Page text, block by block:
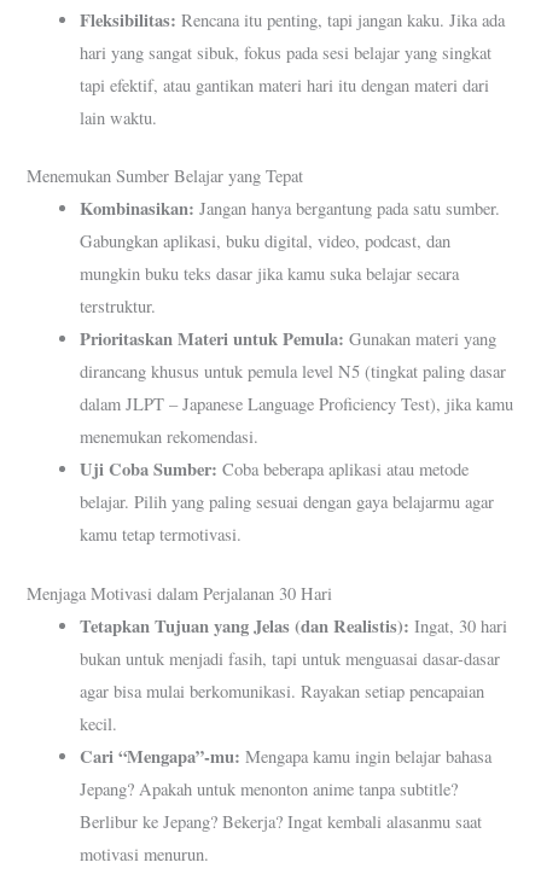
Fleksibilitas: Rencana itu penting, tapi jangan kaku. Jika ada
hari yang sangat sibuk, fokus pada sesi belajar yang singkat
tapi efektif, atau gantikan materi hari itu dengan materi dari
lain waktu.
Menemukan Sumber Belajar yang Tepat
Kombinasikan: Jangan hanya bergantung pada satu sumber.
Gabungkan aplikasi, buku digital, video, podcast, dan
mungkin buku teks dasar jika kamu suka belajar secara
terstruktur.
Prioritaskan Materi untuk Pemula: Gunakan materi yang
dirancang khusus untuk pemula level N5 (tingkat paling dasar
dalam JLPT – Japanese Language Proficiency Test), jika kamu
menemukan rekomendasi.
Uji Coba Sumber: Coba beberapa aplikasi atau metode
belajar. Pilih yang paling sesuai dengan gaya belajarmu agar
kamu tetap termotivasi.
Menjaga Motivasi dalam Perjalanan 30 Hari
Tetapkan Tujuan yang Jelas (dan Realistis): Ingat, 30 hari
bukan untuk menjadi fasih, tapi untuk menguasai dasar-dasar
agar bisa mulai berkomunikasi. Rayakan setiap pencapaian
kecil.
Cari “Mengapa”-mu: Mengapa kamu ingin belajar bahasa
Jepang? Apakah untuk menonton anime tanpa subtitle?
Berlibur ke Jepang? Bekerja? Ingat kembali alasanmu saat
motivasi menurun.